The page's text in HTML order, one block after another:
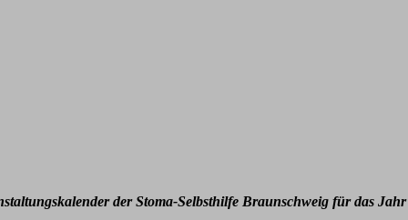
der Stoma-Selbsthilfe Braunschweig für das